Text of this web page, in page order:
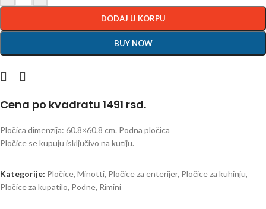
DODAJ U KORPU
BUY NOW
Cena po kvadratu 1491 rsd.
Pločica dimenzija: 60.8×60.8 cm. Podna pločica
Pločice se kupuju isključivo na kutiju.
Kategorije: Pločice, Minotti, Pločice za enterijer, Pločice za kuhinju,
Pločice za kupatilo, Podne, Rimini